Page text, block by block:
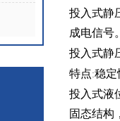
投入式静
成电信号
投入式静
特点:稳定
投入式液
固态结构